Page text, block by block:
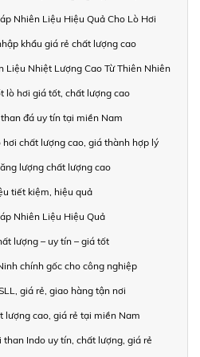
Nhiên Liệu Hiệu Quả Cho Lò Hơi
khẩu giá rẻ chất lượng cao
Liệu Nhiệt Lượng Cao Từ Thiên Nhiên
lò hơi giá tốt, chất lượng cao
đá uy tín tại miền Nam
chất lượng cao, giá thành hợp lý
lượng chất lượng cao
tiết kiệm, hiệu quả
Nhiên Liệu Hiệu Quả
lượng – uy tín – giá tốt
chính gốc cho công nghiệp
giá rẻ, giao hàng tận nơi
lượng cao, giá rẻ tại miền Nam
Indo uy tín, chất lượng, giá rẻ